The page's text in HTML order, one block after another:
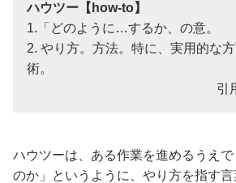
ハウツー【how-to】
1.「どのように…するか、の意。
2. やり方。方法。特に、実用的な
術。
引
ハウツーは、ある作業を進めるうえ
のか」というように、やり方を指す